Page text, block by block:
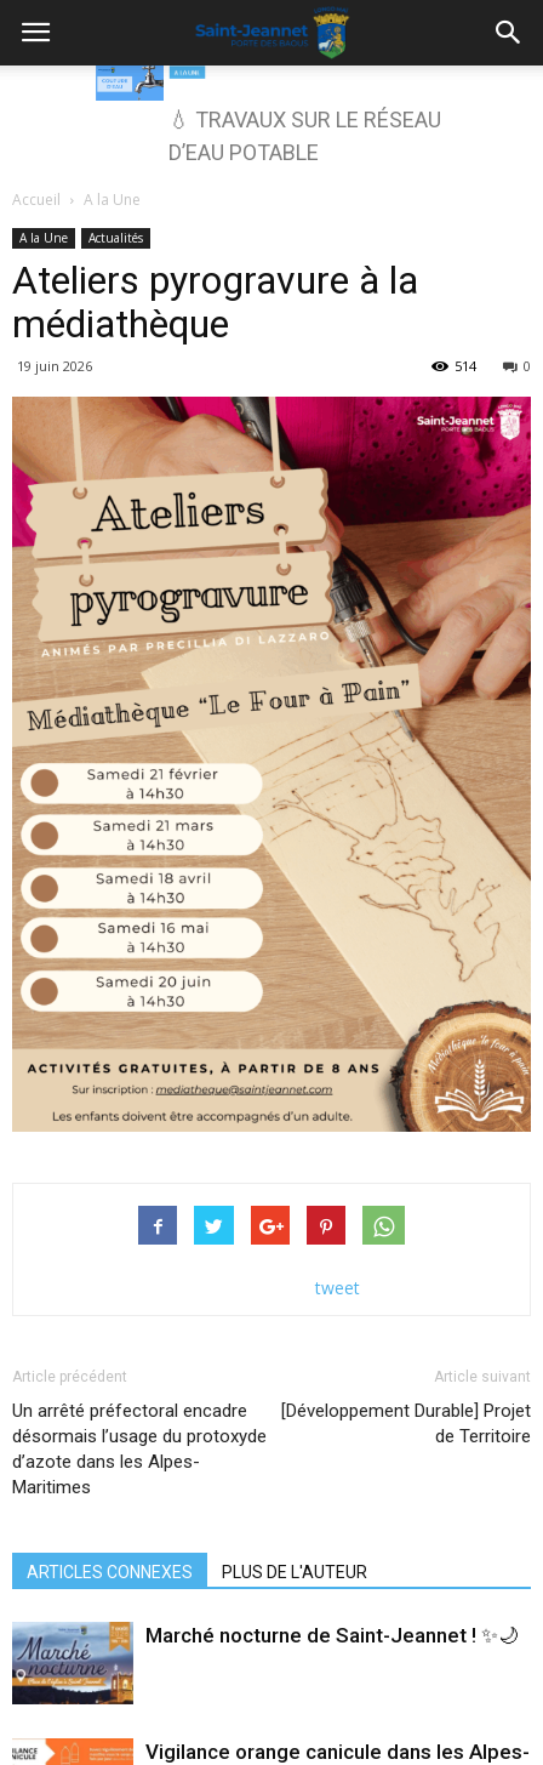
💧 TRAVAUX SUR LE RÉSEAU
D’EAU POTABLE
Accueil A la Une
A la Une Actualités
Ateliers pyrogravure à la
médiathèque
19 juin 2026 0
514
tweet
Article précédent
Un arrêté préfectoral encadre
désormais l’usage du protoxyde
d’azote dans les Alpes-
Maritimes
Article suivant
[Développement Durable] Projet
de Territoire
ARTICLES CONNEXES PLUS DE L'AUTEUR
Marché nocturne de Saint-Jeannet ! ✨🌙
Vigilance orange canicule dans les Alpes-